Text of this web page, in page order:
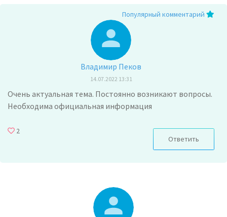
Популярный комментарий
Владимир Пеков
14.07.2022 13:31
Очень актуальная тема. Постоянно возникают вопросы.
Необходима официальная информация
2
Ответить